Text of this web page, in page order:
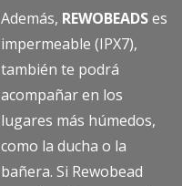
Además, REWOBEADSes
impermeable (IPX7),
también te podrá
acompañar en los
lugares más húmedos,
como la ducha o la
bañera. Si Rewobead